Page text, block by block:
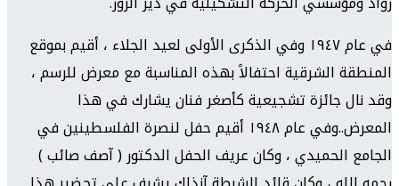
في عام ١٩٤٧ وفي الذكرى الأولى لعيد الجلاء ، أقيم بموقع
المنطقة الشرقية احتفالاً بهذه المناسبة مع معرض للرسم ،
وقد نال جائزة تشجيعية كأصغر فنان يشارك في هذا
المعرض..وفي عام ١٩٤٨ أقيم حفل لنصرة الفلسطينين في
الجامع الحميدي ، وكان عريف الحفل الدكتور ( آصف صائب )